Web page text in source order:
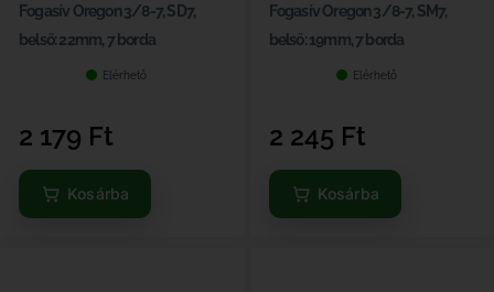
Fogasív Oregon 3/8-7, SD7,
belső: 22mm, 7 borda
Elérhető
2 179 Ft
Kosárba
Fogasív Oregon 3/8-7, SM7,
belső: 19mm, 7 borda
Elérhető
2 245 Ft
Kosárba